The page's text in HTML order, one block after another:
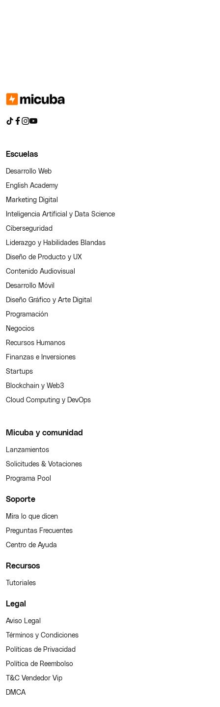
Escuelas
Desarrollo Web
English Academy
Marketing Digital
Inteligencia Artificial y Data Science
Ciberseguridad
Liderazgo y Habilidades Blandas
Diseño de Producto y UX
Contenido Audiovisual
Desarrollo Móvil
Diseño Gráfico y Arte Digital
Programación
Negocios
Recursos Humanos
Finanzas e Inversiones
Startups
Blockchain y Web3
Cloud Computing y DevOps
Micuba y comunidad
Lanzamientos
Solicitudes & Votaciones
Programa Pool
Soporte
Mira lo que dicen
Preguntas Frecuentes
Centro de Ayuda
Recursos
Tutoriales
Legal
Aviso Legal
Términos y Condiciones
Políticas de Privacidad
Política de Reembolso
T&C Vendedor Vip
DMCA